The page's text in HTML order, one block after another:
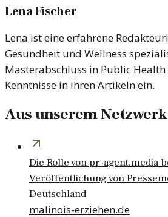
Lena Fischer
Lena ist eine erfahrene
Gesundheit und Wellness
Masterabschluss in Public
Kenntnisse in ihren Artikeln ein.
Aus unserem Netzwerk
Die Rolle von pr-agent.media
Veröffentlichung von
Deutschland
malinois-erziehen.de